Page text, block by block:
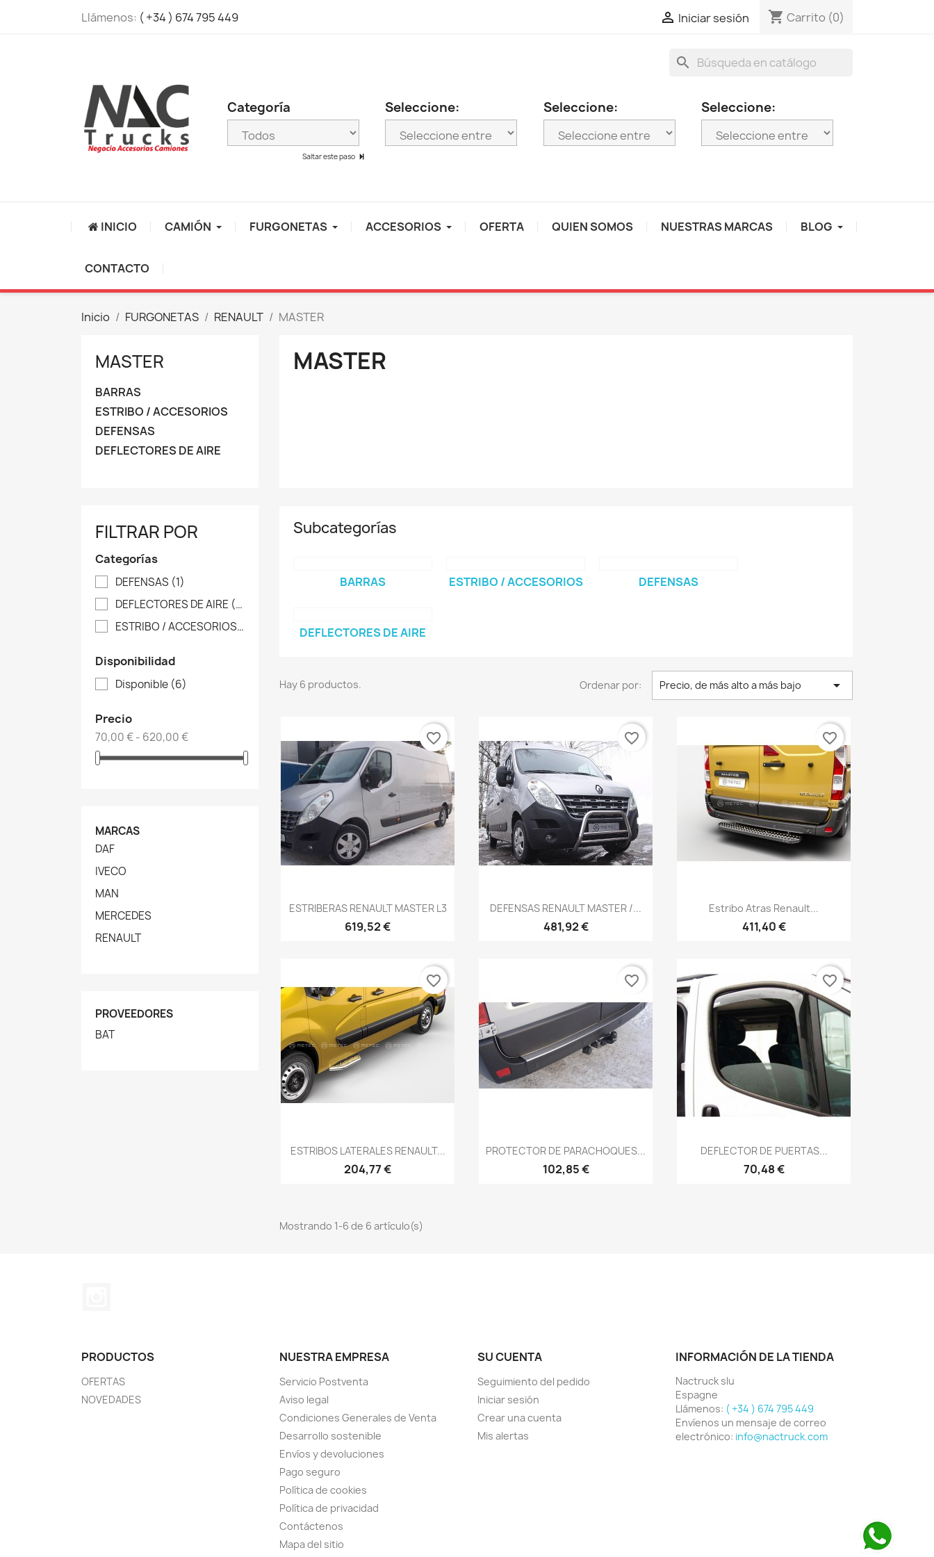
Llámenos: ( +34 ) 674 795 449  Iniciar sesión shopping_cart Carrito (0)
search
Categoría
Saltar este paso
Seleccione: Seleccione: Seleccione:
INICIO CAMIÓN FURGONETAS ACCESORIOS OFERTA QUIEN SOMOS NUESTRAS MARCAS BLOG
CONTACTO
Inicio FURGONETAS RENAULT MASTER
MASTER
BARRAS
ESTRIBO / ACCESORIOS
DEFENSAS
DEFLECTORES DE AIRE
FILTRAR POR
Categorías
DEFENSAS (1)
DEFLECTORES DE AIRE (1)
ESTRIBO / ACCESORIOS(4)
Disponibilidad
Disponible (6)
Precio
70,00 € - 620,00 €
MARCAS
DAF
IVECO
MAN
MERCEDES
RENAULT
PROVEEDORES
BAT
MASTER
Subcategorías
BARRAS ESTRIBO / ACCESORIOS DEFENSAS
DEFLECTORES DE AIRE
Hay 6 productos. Ordenar por: Precio, de más alto a más bajo 
Vista rápida
ESTRIBERAS RENAULT MASTER L3
619,52 €
favorite_border
Vista rápida
DEFENSAS RENAULT MASTER /...
481,92 €
favorite_border
Vista rápida
Estribo Atras Renault...
411,40 €
favorite_border
 Vista rápida
ESTRIBOS LATERALES RENAULT...
204,77 €
favorite_border
Vista rápida
PROTECTOR DE PARACHOQUES...
102,85 €
favorite_border
Vista rápida
DEFLECTOR DE PUERTAS...
70,48 €
favorite_border
Mostrando 1-6 de 6 artículo(s)
PRODUCTOS
OFERTAS
NOVEDADES
NUESTRA EMPRESA
Servicio Postventa
Aviso legal
Condiciones Generales de Venta
Desarrollo sostenible
Envíos y devoluciones
Pago seguro
Política de cookies
Política de privacidad
Contáctenos
Mapa del sitio
SU CUENTA
Seguimiento del pedido
Iniciar sesión
Crear una cuenta
Mis alertas
INFORMACIÓN DE LA TIENDA
Nactruck slu
Espagne
Llámenos: ( +34 ) 674 795 449
Envíenos un mensaje de correo
electrónico: info@nactruck.com